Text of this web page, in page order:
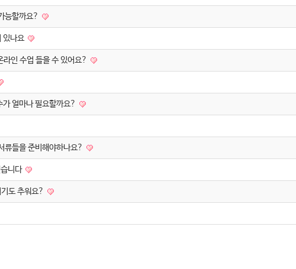
능할까요?
있나요
라인 수업 들을 수 있어요?
얼마나 필요할까요?
류들을 준비해야하나요?
니다
도 추워요?